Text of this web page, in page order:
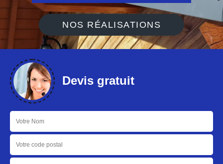
NOS RÉALISATIONS
Devis gratuit